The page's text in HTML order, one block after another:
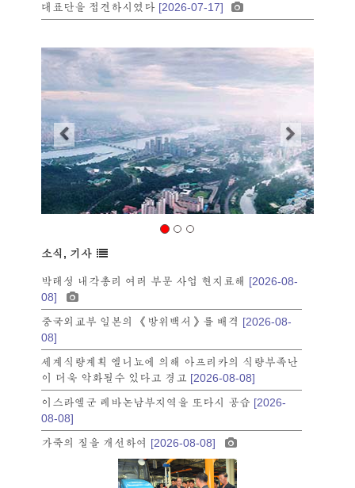
대표단을 접견하시였다 [2026-07-17]
소식, 기사
박태성 내각총리 여러 부문 사업 현지료해 [2026-08-
08]
중국외교부 일본의 《방위백서》를 배격 [2026-08-
08]
세계식량계획 엘니뇨에 의해 아프리카의 식량부족난
이 더욱 악화될수 있다고 경고 [2026-08-08]
이스라엘군 레바논남부지역을 또다시 공습 [2026-
08-08]
가죽의 질을 개선하여 [2026-08-08]